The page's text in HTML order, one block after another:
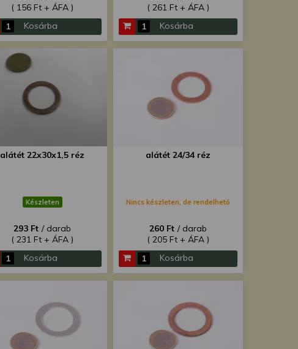
( 156 Ft + ÁFA )
Kosárba
( 261 Ft + ÁFA )
Kosárba
alátét 22x30x1,5 réz
Készleten
293 Ft / darab
( 231 Ft + ÁFA )
Kosárba
alátét 24/34 réz
Nincs készleten, de rendelhető
260 Ft / darab
( 205 Ft + ÁFA )
Kosárba